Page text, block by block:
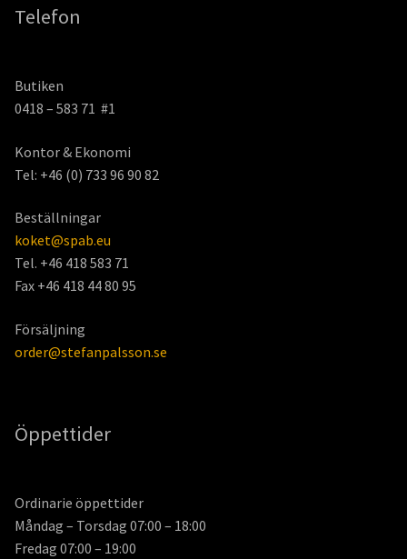
Telefon
Butiken
0418 – 583 71 #1
Kontor & Ekonomi
Tel: +46 (0) 733 96 90 82
Beställningar
koket@spab.eu
Tel. +46 418 583 71
Fax +46 418 44 80 95
Försäljning
order@stefanpalsson.se
Öppettider
Ordinarie öppettider
Måndag – Torsdag 07:00 – 18:00
Fredag 07:00 – 19:00